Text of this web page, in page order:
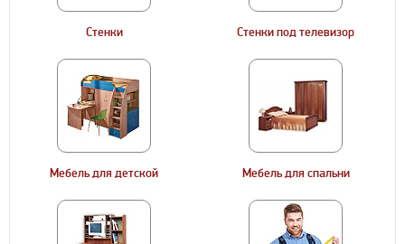
Стенки Стенки под телевизор
Мебель для детской Мебель для спальни